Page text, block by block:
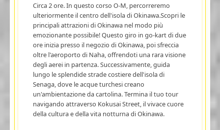
Circa 2 ore. In questo corso O-M, percorreremo
ulteriormente il centro dell'isola di Okinawa.Scopri le
principali attrazioni di Okinawa nel modo più
emozionante possibile! Questo giro in go-kart di due
ore inizia presso il negozio di Okinawa, poi sfreccia
oltre l'aeroporto di Naha, offrendoti una rara visione
degli aerei in partenza. Successivamente, guida
lungo le splendide strade costiere dell'isola di
Senaga, dove le acque turchesi creano
un'ambientazione da cartolina. Termina il tuo tour
navigando attraverso Kokusai Street, il vivace cuore
della cultura e della vita notturna di Okinawa.